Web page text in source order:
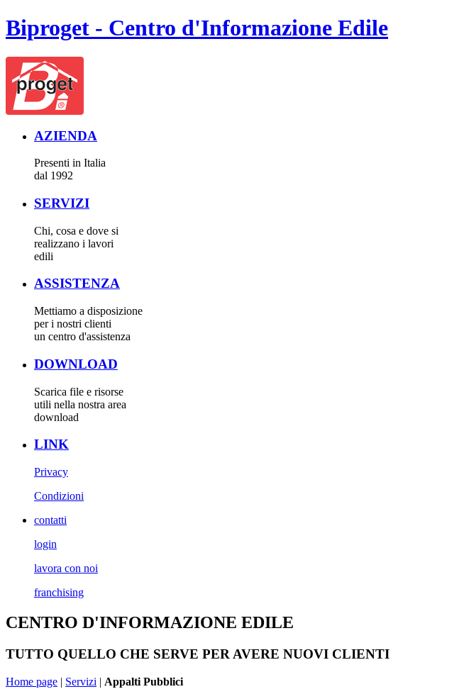
Biproget - Centro d'Informazione Edile
AZIENDA
Presenti in Italia
dal 1992
SERVIZI
Chi, cosa e dove si
realizzano i lavori
edili
ASSISTENZA
Mettiamo a disposizione
per i nostri clienti
un centro d'assistenza
DOWNLOAD
Scarica file e risorse
utili nella nostra area
download
LINK
Privacy
Condizioni
contatti
login
lavora con noi
franchising
CENTRO D'INFORMAZIONE EDILE
TUTTO QUELLO CHE SERVE PER AVERE NUOVI CLIENTI
Home page | Servizi | Appalti Pubblici